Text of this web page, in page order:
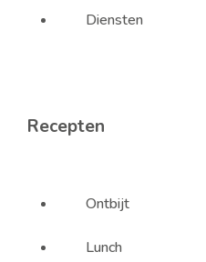
Diensten
Recepten
Ontbijt
Lunch